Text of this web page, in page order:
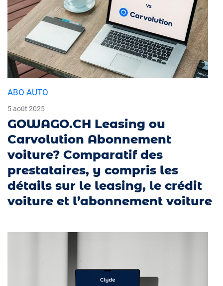
ABO AUTO
5 août 2025
GOWAGO.CH Leasing ou
Carvolution Abonnement
voiture? Comparatif des
prestataires, y compris les
détails sur le leasing, le crédit
voiture et l’abonnement voiture